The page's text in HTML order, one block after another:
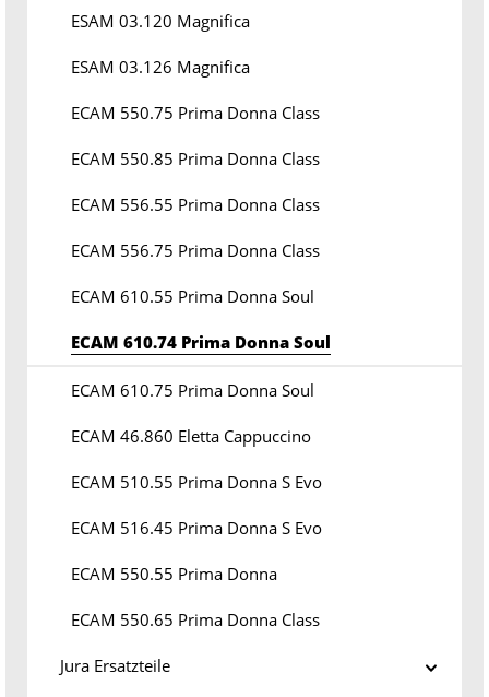
ESAM 03.120 Magnifica
ESAM 03.126 Magnifica
ECAM 550.75 Prima Donna Class
ECAM 550.85 Prima Donna Class
ECAM 556.55 Prima Donna Class
ECAM 556.75 Prima Donna Class
ECAM 610.55 Prima Donna Soul
ECAM 610.74 Prima Donna Soul
ECAM 610.75 Prima Donna Soul
ECAM 46.860 Eletta Cappuccino
ECAM 510.55 Prima Donna S Evo
ECAM 516.45 Prima Donna S Evo
ECAM 550.55 Prima Donna
ECAM 550.65 Prima Donna Class
Jura Ersatzteile